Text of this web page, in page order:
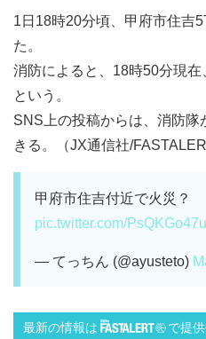
1日18時20分頃、甲府市住吉
た。
消防によると、18時50分現
という。
SNS上の投稿からは、消防
きる。（JX通信社/
甲府市住吉付近で火災？
pic.twitter.com/
— てっちん (@ayusteto)
最新の情報は で提